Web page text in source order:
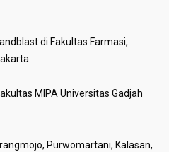
di Fakultas Farmasi,
MIPA Universitas Gadjah
Purwomartani, Kalasan,